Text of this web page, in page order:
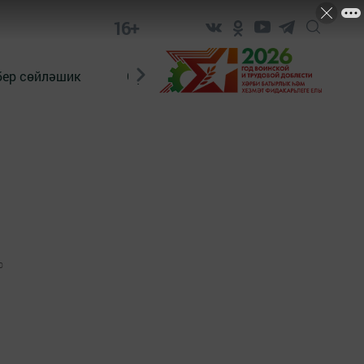
16+
сөйләшик Сүз тарихы Яшь хәбәрче